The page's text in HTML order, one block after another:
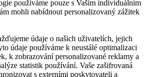
používáme pouze s Vaším individuálním
mohli nabídnout personalizovaný zážitek
údaje o našich uživatelích, jejich
údaje používáme k neustálé optimalizaci
k zobrazování personalizované reklamy a
statistik používání. Vaše zašifrovaná
s externími poskytovateli a